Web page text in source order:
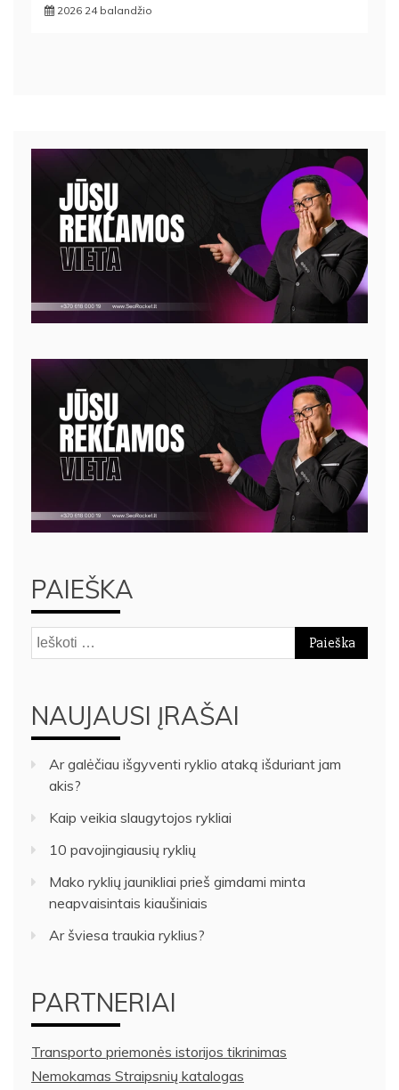
2026 24 balandžio
PAIEŠKA
Ieškoti:
NAUJAUSI ĮRAŠAI
Ar galėčiau išgyventi ryklio ataką išduriant jam
akis?
Kaip veikia slaugytojos rykliai
10 pavojingiausių ryklių
Mako ryklių jaunikliai prieš gimdami minta
neapvaisintais kiaušiniais
Ar šviesa traukia ryklius?
PARTNERIAI
Transporto priemonės istorijos tikrinimas
Nemokamas Straipsnių katalogas